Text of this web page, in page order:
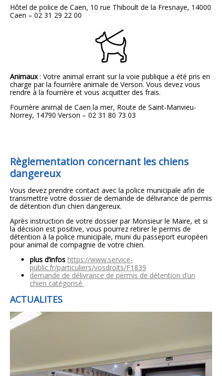
Hôtel de police de Caen, 10 rue Thiboult de la Fresnaye, 14000
Caen – 02 31 29 22 00
Animaux: Votre animal errant sur la voie publique a été pris en
charge par la fourrière animale de Verson. Vous devez vous
rendre à la fourrière et vous acquitter des frais.
Fourrière animal de Caen la mer, Route de Saint-Manvieu-
Norrey, 14790 Verson – 02 31 80 73 03
Règlementation concernant les chiens
dangereux
Vous devez prendre contact avec la police municipale afin de
transmettre votre dossier de demande de délivrance de permis
de détention d’un chien dangereux.
Après instruction de votre dossier par Monsieur le Maire, et si
la décision est positive, vous pourrez retirer le permis de
détention à la police municipale, muni du passeport européen
pour animal de compagnie de votre chien.
plus d’infos https://www.service-
public.fr/particuliers/vosdroits/F1839
demande de délivrance de permis de détention d’un
chien catégorisé
ACTUALITES